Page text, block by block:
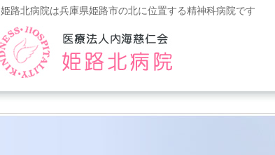
姫路北病院は兵庫県姫路市の北に位置する精神科病院です